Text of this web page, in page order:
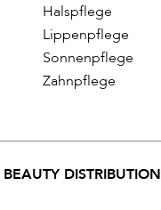
Halspflege
Lippenpflege
Sonnenpflege
Zahnpflege
DISTRIBUTION